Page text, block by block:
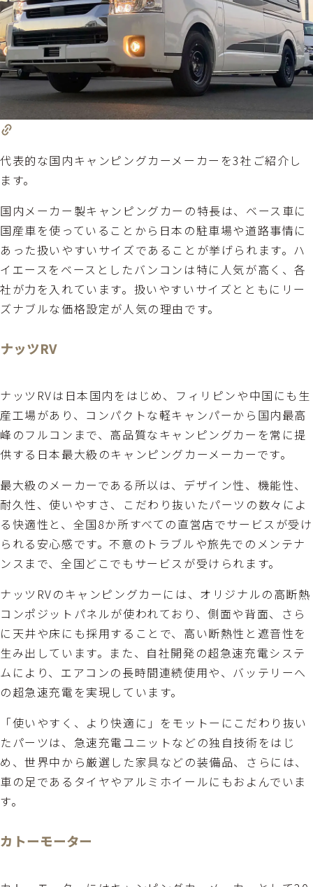
代表的な国内キャンピングカーメーカーを3社ご紹介し
ます。
国内メーカー製キャンピングカーの特長は、ベース車に
国産車を使っていることから日本の駐車場や道路事情に
あった扱いやすいサイズであることが挙げられます。ハ
イエースをベースとしたバンコンは特に人気が高く、各
社が力を入れています。扱いやすいサイズとともにリー
ズナブルな価格設定が人気の理由です。
ナッツRV
ナッツRVは日本国内をはじめ、フィリピンや中国にも生
産工場があり、コンパクトな軽キャンパーから国内最高
峰のフルコンまで、高品質なキャンピングカーを常に提
供する日本最大級のキャンピングカーメーカーです。
最大級のメーカーである所以は、デザイン性、機能性、
耐久性、使いやすさ、こだわり抜いたパーツの数々によ
る快適性と、全国8か所すべての直営店でサービスが受け
られる安心感です。不意のトラブルや旅先でのメンテナ
ンスまで、全国どこでもサービスが受けられます。
ナッツRVのキャンピングカーには、オリジナルの高断熱
コンポジットパネルが使われており、側面や背面、さら
に天井や床にも採用することで、高い断熱性と遮音性を
生み出しています。また、自社開発の超急速充電システ
ムにより、エアコンの長時間連続使用や、バッテリーへ
の超急速充電を実現しています。
「使いやすく、より快適に」をモットーにこだわり抜い
たパーツは、急速充電ユニットなどの独自技術をはじ
め、世界中から厳選した家具などの装備品、さらには、
車の足であるタイヤやアルミホイールにもおよんでいま
す。
カトーモーター